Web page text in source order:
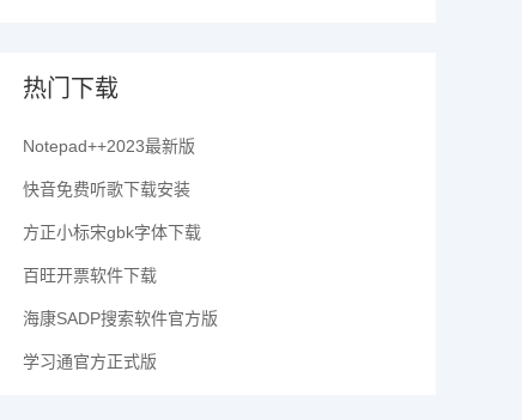
热门下载
Notepad++2023最新版
快音免费听歌下载安装
方正小标宋gbk字体下载
百旺开票软件下载
海康SADP搜索软件官方版
学习通官方正式版